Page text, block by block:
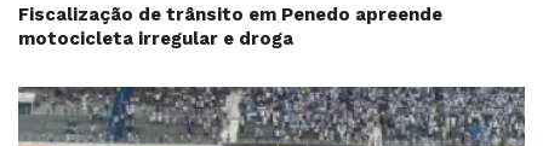
Fiscalização de trânsito em Penedo apreende
motocicleta irregular e droga